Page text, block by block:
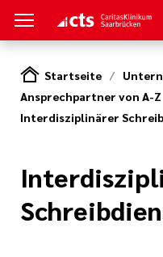
Ihrem
von A-Z
zur Pflege
und
Startseite
Ansprechpartner von A-Z
Interdisziplinärer